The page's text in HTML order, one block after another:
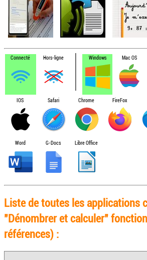
Connecté Hors-ligne Windows Mac OS
IOS Safari Chrome FireFox
Word G-Docs Libre Office
Liste de toutes les applications
"Dénombrer et calculer"
références) :